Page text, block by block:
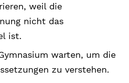
weil die
nicht das
ist.
warten, um die
zu verstehen.